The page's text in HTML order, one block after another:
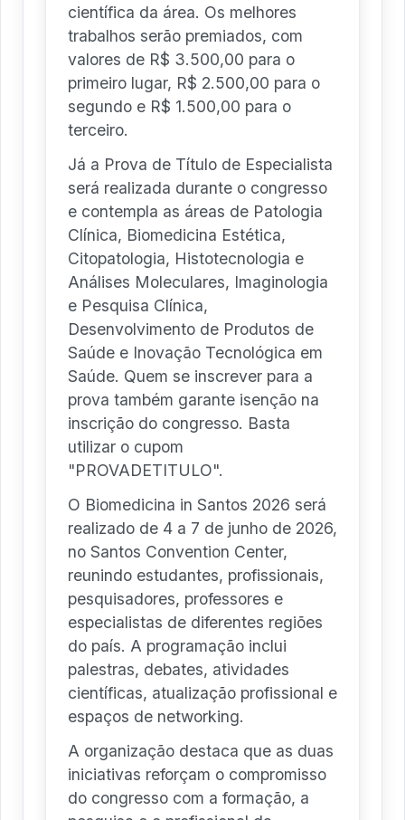
científica da área. Os melhores
trabalhos serão premiados, com
valores de R$ 3.500,00 para o
primeiro lugar, R$ 2.500,00 para o
segundo e R$ 1.500,00 para o
terceiro.
Já a Prova de Título de Especialista
será realizada durante o congresso
e contempla as áreas de Patologia
Clínica, Biomedicina Estética,
Citopatologia, Histotecnologia e
Análises Moleculares, Imaginologia
e Pesquisa Clínica,
Desenvolvimento de Produtos de
Saúde e Inovação Tecnológica em
Saúde. Quem se inscrever para a
prova também garante isenção na
inscrição do congresso. Basta
utilizar o cupom
"PROVADETITULO".
O Biomedicina in Santos 2026 será
realizado de 4 a 7 de junho de 2026,
no Santos Convention Center,
reunindo estudantes, profissionais,
pesquisadores, professores e
especialistas de diferentes regiões
do país. A programação inclui
palestras, debates, atividades
científicas, atualização profissional e
espaços de networking.
A organização destaca que as duas
iniciativas reforçam o compromisso
do congresso com a formação, a